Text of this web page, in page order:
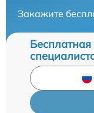
Закажите